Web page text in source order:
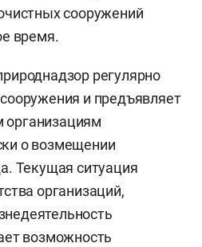
сооружений
время.
регулярно
и предъявляет
о возмещении
Текущая ситуация
организаций,
возможность